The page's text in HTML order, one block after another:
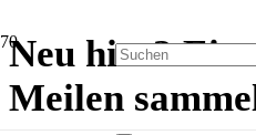
Neu hier?
Meilen